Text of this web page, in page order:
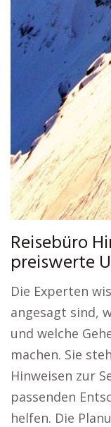
Reisebüro
preiswerte
Die Experten
angesagt sind,
und welche
machen. Sie
Hinweisen zur
passenden
helfen. Die